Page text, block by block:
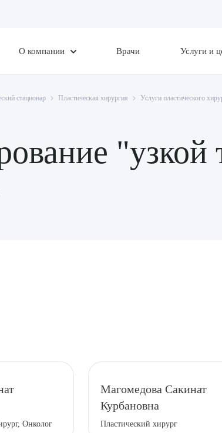
О компании Врачи Услуги и
стационар Пластическая хирургия Услуги пластического
"узкой
Онколог
Магомедова Сакинат
Курбановна
Пластический хирург
Выберите